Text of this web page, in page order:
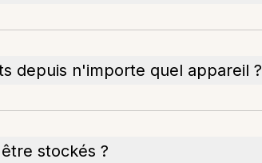
depuis n'importe quel appareil ?
stockés ?